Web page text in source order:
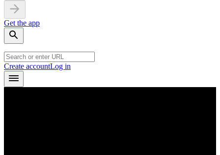
Get the app
Create accountLog in